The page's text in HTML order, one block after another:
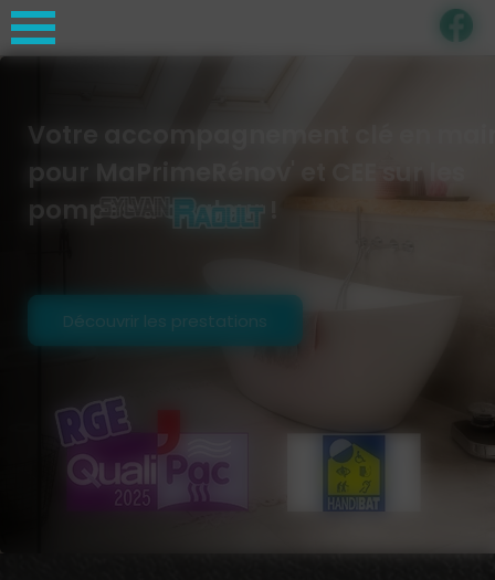
Panneau de gestion des cookies
Votre accompagnement clé en
pour MaPrimeRénov' et CEE sur les
pompes à chaleur !
Découvrir les prestations